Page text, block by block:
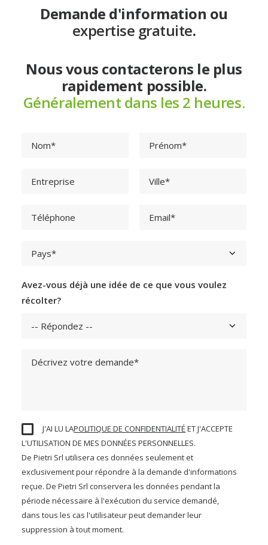
Demande d'information ou
expertise gratuite.
Nous vous contacterons le plus
rapidement possible.
Généralement dans les 2 heures.
Avez-vous déjà une idée de ce que vous voulez
récolter?
J'AI LU LAPOLITIQUE DE CONFIDENTIALITÉ ET J'ACCEPTE
L'UTILISATION DE MES DONNÉES PERSONNELLES.
De Pietri Srl utilisera ces données seulement et
exclusivement pour répondre à la demande d'informations
reçue. De Pietri Srl conservera les données pendant la
période nécessaire à l'exécution du service demandé,
dans tous les cas l'utilisateur peut demander leur
suppression à tout moment.